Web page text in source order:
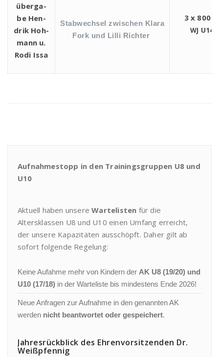
über­ga­
be Hen­
drik Hoh­
mann u.
Rodi Issa
Stab­wech­sel zwi­schen Kla­ra
Fork und Lil­li Richter
3 x 800
WJ U14
Aufnahmestopp in den Trainingsgruppen U8 und
U10
Aktuell haben unsereWartelisten für die
Altersklassen U8 und U10 einen Umfang erreicht,
der unsere Kapazitäten ausschöpft. Daher gilt ab
sofort folgende Regelung:
Keine Aufahme mehr von Kindern der AK U8 (19/20) und
U10 (17/18) in der Warteliste bis mindestens Ende 2026!
Neue Anfragen zur Aufnahme in den genannten AK
werden nicht beantwortet oder gespeichert.
Jahresrückblick des Ehrenvorsitzenden Dr.
Weißpfennig